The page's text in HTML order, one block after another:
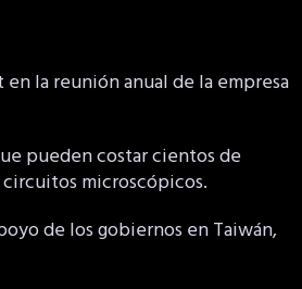
la reunión anual de la empresa
pueden costar cientos de
circuitos microscópicos.
de los gobiernos en Taiwán,